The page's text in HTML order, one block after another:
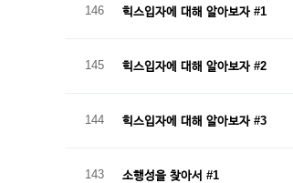
146 힉스입자에 대해 알아보자 #1
145 힉스입자에 대해 알아보자 #2
144 힉스입자에 대해 알아보자 #3
143 소행성을 찾아서 #1